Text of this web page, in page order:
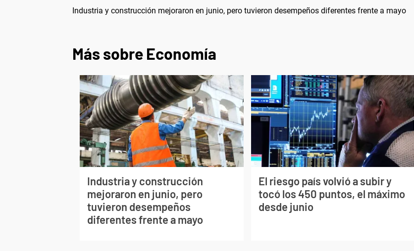
Industria y construcción mejoraron en junio, pero tuvieron desempeños diferentes frente a mayo
Más sobre Economía
Industria y construcción
mejoraron en junio, pero
tuvieron desempeños
diferentes frente a mayo
El riesgo país volvió a subir y
tocó los 450 puntos, el máximo
desde junio